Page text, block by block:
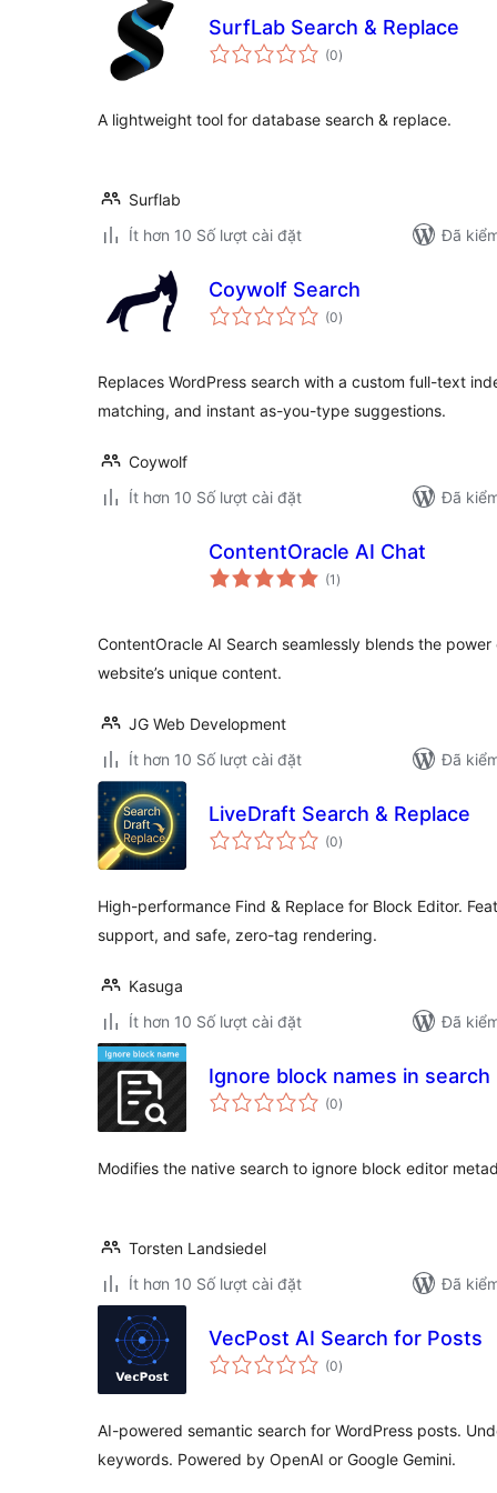
SurfLab Search & Replace
(0tổng
đánh
)
A lightweight tool for database search & replace.
Surflab
Ít hơn 10 Số lượt cài đặt
Đã
Coywolf Search
(0tổng
đánh
)
Replaces WordPress search with a custom full-text
matching, and instant as-you-type suggestions.
Coywolf
Ít hơn 10 Số lượt cài đặt
Đã
ContentOracle AI Chat
(1 tổng
đánh
)
ContentOracle AI Search seamlessly blends the
website’s unique content.
JG Web Development
Ít hơn 10 Số lượt cài đặt
Đã
LiveDraft Search & Replace
(0tổng
đánh
)
High-performance Find & Replace for Block Editor.
support, and safe, zero-tag rendering.
Kasuga
Ít hơn 10 Số lượt cài đặt
Đã
Ignore block names in search
(0tổng
đánh
)
Modifies the native search to ignore block editor
Torsten Landsiedel
Ít hơn 10 Số lượt cài đặt
Đã
VecPost AI Search for Posts
(0tổng
đánh
)
AI-powered semantic search for WordPress posts.
keywords. Powered by OpenAI or Google Gemini.